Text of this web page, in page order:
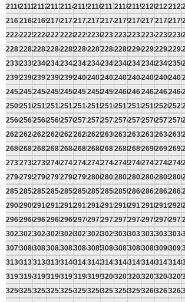
2110211121122113211421152116211721182119212021212122
2167216821692170217121722173217421752176217721782179
2224222522262227222822292230223122322233223422352236
2281228222832284228522862287228822892290229122922293
2338233923402341234223432344234523462347234823492350
2395239623972398239924002401240224032404240524062407
2452245324542455245624572458245924602461246224632464
2509251025112512251325142515251625172518251925202521
2566256725682569257025712572257325742575257625772578
2623262426252626262726282629263026312632263326342635
2680268126822683268426852686268726882689269026912692
2737273827392740274127422743274427452746274727482749
2794279527962797279827992800280128022803280428052806
2851285228532854285528562857285828592860286128622863
2908290929102911291229132914291529162917291829192920
2965296629672968296929702971297229732974297529762977
3022302330243025302630273028302930303031303230333034
3079308030813082308330843085308630873088308930903091
3136313731383139314031413142314331443145314631473148
3193319431953196319731983199320032013202320332043205
3250325132523253325432553256325732583259326032613262